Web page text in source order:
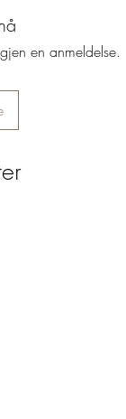
Water(Carbonated
Raspberry Ketone,
en anmeldelse.